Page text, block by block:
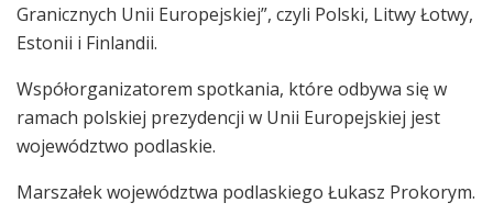
Granicznych Unii Europejskiej”, czyli Polski, Litwy Łotwy,
Estonii i Finlandii.
Współorganizatorem spotkania, które odbywa się w
ramach polskiej prezydencji w Unii Europejskiej jest
województwo podlaskie.
Marszałek województwa podlaskiego Łukasz Prokorym.